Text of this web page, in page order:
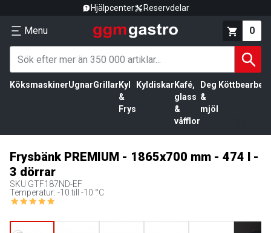
Hjälpcenter Reservdelar
Menu 0
KöksmaskinerUgnarGrillar Kyl
&
Frys
Kyldiskar Kafé,
glass
&
våfflor
Deg
&
mjöl
Frysbänk PREMIUM - 1865x700 mm - 474 l -
3 dörrar
SKU GTF187ND-EF
Temperatur: -10 till -10 °C